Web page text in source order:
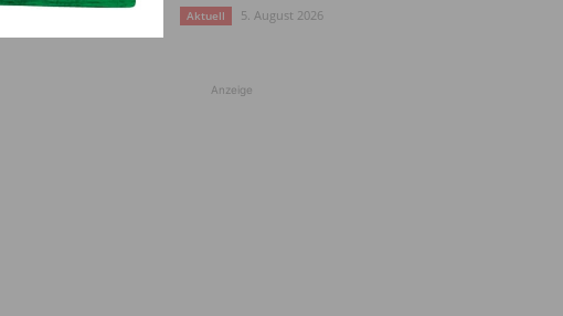
Aktuell 5. August 2026
Anzeige